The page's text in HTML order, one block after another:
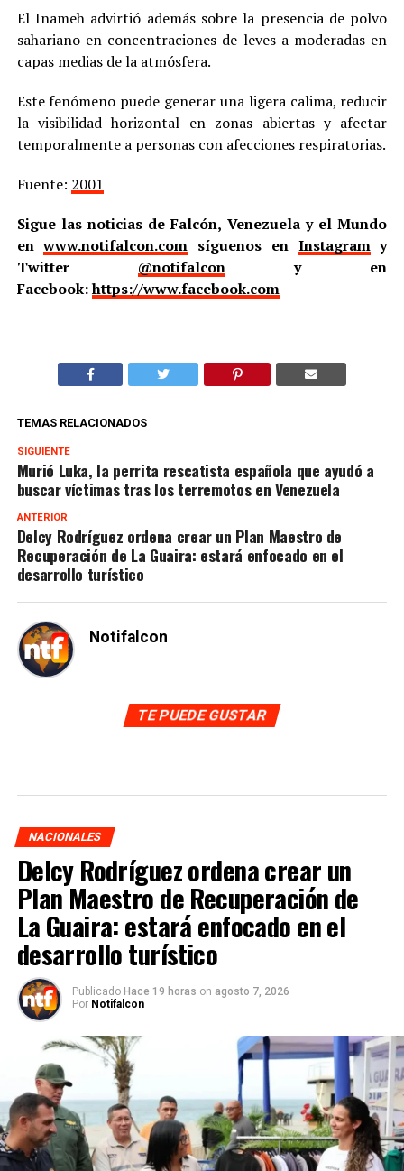
El Inameh advirtió además sobre la presencia de polvo
sahariano en concentraciones de leves a moderadas en
capas medias de la atmósfera.
Este fenómeno puede generar una ligera calima, reducir
la visibilidad horizontal en zonas abiertas y afectar
temporalmente a personas con afecciones respiratorias.
Fuente: 2001
Sigue las noticias de Falcón, Venezuela y el Mundo
enwww.notifalcon.com síguenos en Instagramy
Twitter @notifalcony en
Facebook:https://www.facebook.com
TEMAS RELACIONADOS
SIGUIENTE
Murió Luka, la perrita rescatista española que ayudó a
buscar víctimas tras los terremotos en Venezuela
ANTERIOR
Delcy Rodríguez ordena crear un Plan Maestro de
Recuperación de La Guaira: estará enfocado en el
desarrollo turístico
Notifalcon
TE PUEDE GUSTAR
NACIONALES
Delcy Rodríguez ordena crear un
Plan Maestro de Recuperación de
La Guaira: estará enfocado en el
desarrollo turístico
Publicado Hace 19 horas on agosto 7, 2026
Por Notifalcon